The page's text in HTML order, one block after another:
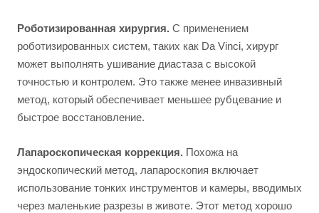
Роботизированная хирургия. С применением
роботизированных систем, таких как Da Vinci, хирург
может выполнять ушивание диастаза с высокой
точностью и контролем. Это также менее инвазивный
метод, который обеспечивает меньшее рубцевание и
быстрое восстановление.
Лапароскопическая коррекция. Похожа на
эндоскопический метод, лапароскопия включает
использование тонких инструментов и камеры, вводимых
через маленькие разрезы в животе. Этот метод хорошо